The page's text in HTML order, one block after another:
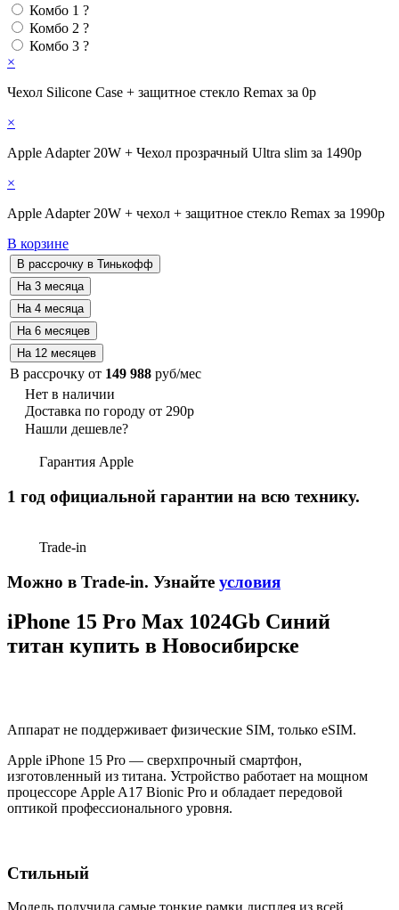
Комбо 1 ?
Комбо 2 ?
Комбо 3 ?
×
Чехол Silicone Case + защитное стекло Remax за 0р
×
Apple Adapter 20W + Чехол прозрачный Ultra slim за 1490р
×
Apple Adapter 20W + чехол + защитное стекло Remax за 1990р
В корзине
В рассрочку от 149 988 руб/мес
Нет в наличии
Доставка по городу от 290р
Нашли дешевле?
Гарантия Apple
1 год официальной гарантии на всю технику.
Trade-in
Можно в Trade-in. Узнайте условия
iPhone 15 Pro Max 1024Gb Синий
титан купить в Новосибирске
Аппарат не поддерживает физические SIM, только eSIM.
Apple iPhone 15 Pro — сверхпрочный смартфон,
изготовленный из титана. Устройство работает на мощном
процессоре Apple A17 Bionic Pro и обладает передовой
оптикой профессионального уровня.
Стильный